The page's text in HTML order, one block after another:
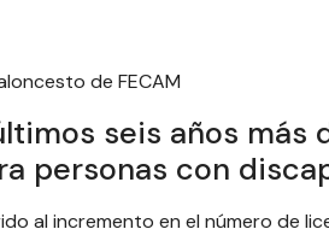
de FECAM
seis años más
personas con
al incremento en el número de